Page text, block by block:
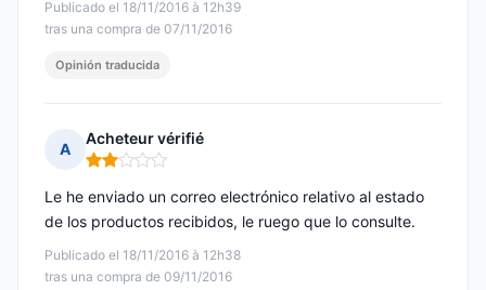
Publicado el 18/11/2016 à 12h39
tras una compra de 07/11/2016
Opinión traducida
A
Acheteur vérifié
Nota: 2 de 5
Publicado el 18/11/2016 à 12h38
tras una compra de 09/11/2016
Le he enviado un correo electrónico relativo al estado
de los productos recibidos, le ruego que lo consulte.